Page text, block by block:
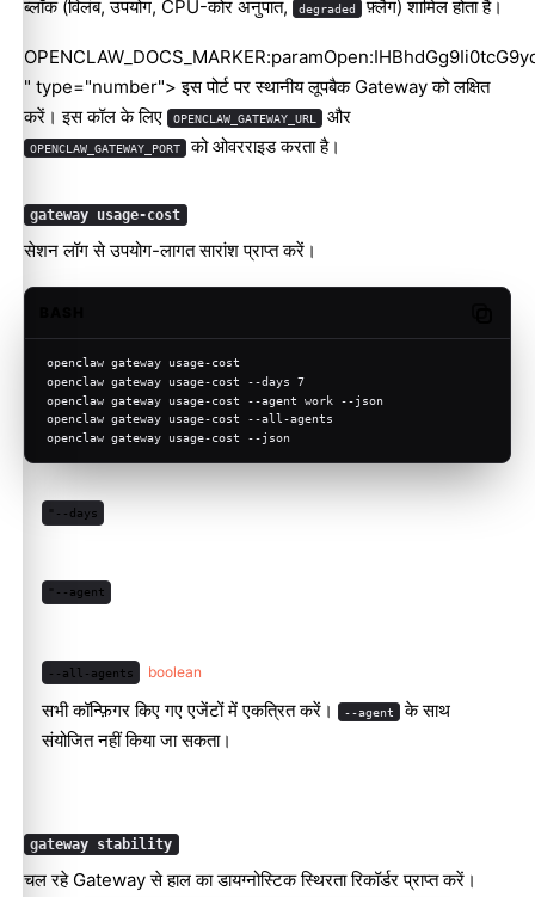
ब्लॉक (विलंब, उपयोग, CPU-कोर अनुपात, degraded फ़्लैग) शामिल होता है।
" type="number"> इस पोर्ट पर स्थानीय लूपबैक Gateway को लक्षित
करें। इस कॉल के लिए
OPENCLAW_GATEWAY_URL और
OPENCLAW_GATEWAY_PORT को ओवरराइड करता है।
gateway usage-cost
सेशन लॉग से उपयोग-लागत सारांश प्राप्त करें।
openclaw gateway usage-cost
openclaw gateway usage-cost --days 7
openclaw gateway usage-cost --agent work --json
openclaw gateway usage-cost --all-agents
openclaw gateway usage-cost --json
"--days
"--agent
--all-agents boolean
सभी कॉन्फ़िगर किए गए एजेंटों में एकत्रित करें। --agent के साथ
संयोजित नहीं किया जा सकता।
gateway stability
चल रहे Gateway से हाल का डायग्नोस्टिक स्थिरता रिकॉर्डर प्राप्त करें।